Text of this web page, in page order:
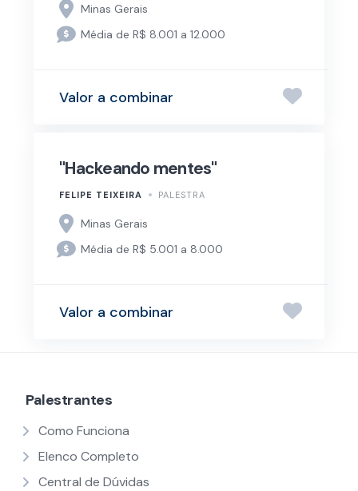
Minas Gerais
Média de R$ 8.001 a 12.000
Valor a combinar
"Hackeando mentes"
FELIPE TEIXEIRA PALESTRA
Minas Gerais
Média de R$ 5.001 a 8.000
Valor a combinar
Palestrantes
Como Funciona
Elenco Completo
Central de Dúvidas